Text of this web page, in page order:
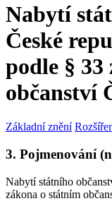
Nabytí
České
podle §
občanství
Základní znění
3. Pojmenování
Nabytí státního
zákona o státním